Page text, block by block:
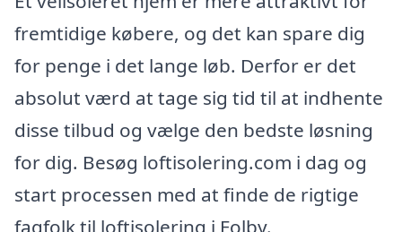
fremtidige købere, og det kan spare dig
for penge i det lange løb. Derfor er det
absolut værd at tage sig tid til at indhente
disse tilbud og vælge den bedste løsning
for dig. Besøg loftisolering.com i dag og
start processen med at finde de rigtige
fagfolk til loftisolering i Folby.